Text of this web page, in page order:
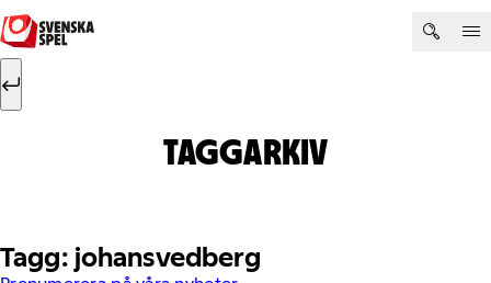
Hoppa till innehåll
Sök efter:
TAGGARKIV
Tagg: johansvedberg